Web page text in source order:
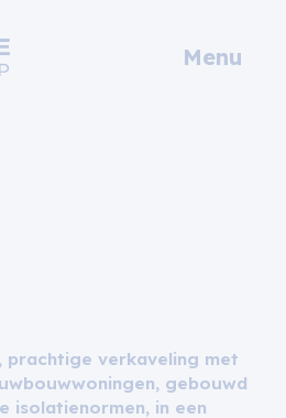
Menu
prachtige verkaveling met
gebouwd
isolatienormen, in een